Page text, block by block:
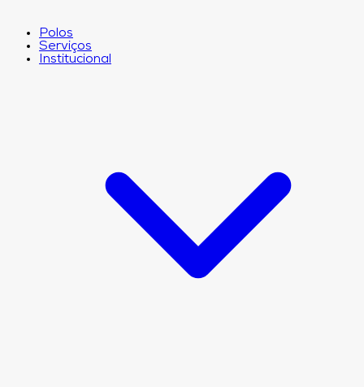
Polos
Serviços
Institucional